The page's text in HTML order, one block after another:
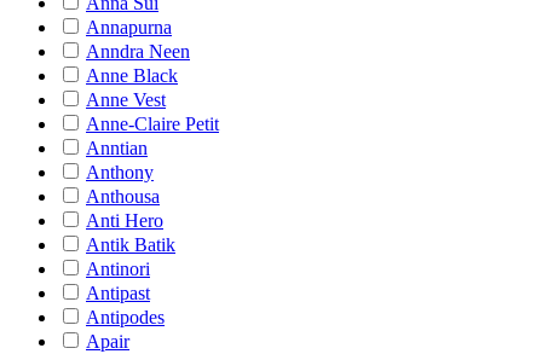
Annapurna
Anndra Neen
Anne Black
Anne Vest
Anne-Claire Petit
Anntian
Anthony
Anthousa
Anti Hero
Antik Batik
Antinori
Antipast
Antipodes
Apair